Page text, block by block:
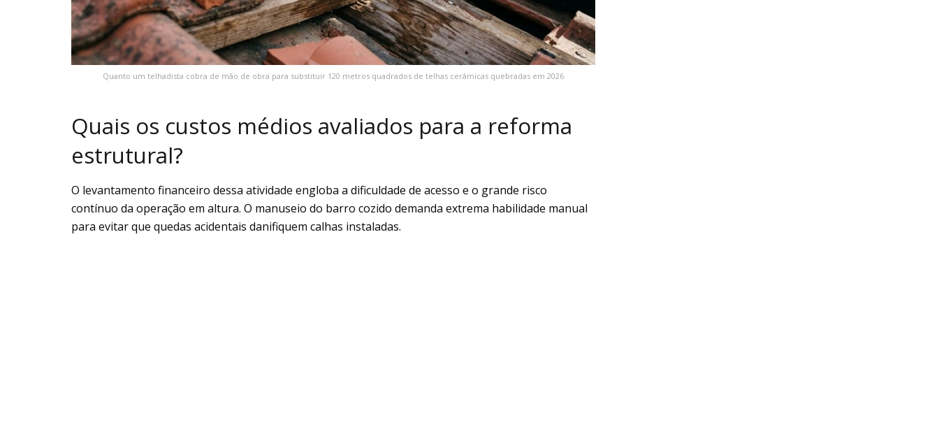
Quanto um telhadista cobra de mão de obra para substituir 120 metros quadrados de telhas cerâmicas quebradas em 2026
Quais os custos médios avaliados para a reforma
estrutural?
O levantamento financeiro dessa atividade engloba a dificuldade de acesso e o grande risco
contínuo da operação em altura. O manuseio do barro cozido demanda extrema habilidade manual
para evitar que quedas acidentais danifiquem calhas instaladas.